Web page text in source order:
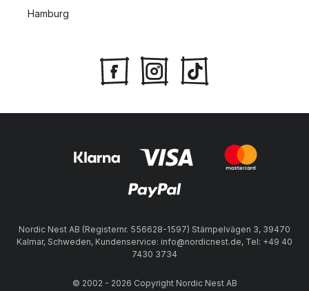
Hamburg
Nordic Nest AB (Registernr. 556628-1597) Stämpelvägen 3, 39470
Kalmar, Schweden, Kundenservice: info@nordicnest.de, Tel: +49 40
7430 3734
© 2002 - 2026 Copyright Nordic Nest AB